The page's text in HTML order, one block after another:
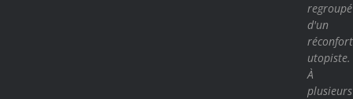
regroupé
d'un
réconfort
utopiste.
À
plusieurs